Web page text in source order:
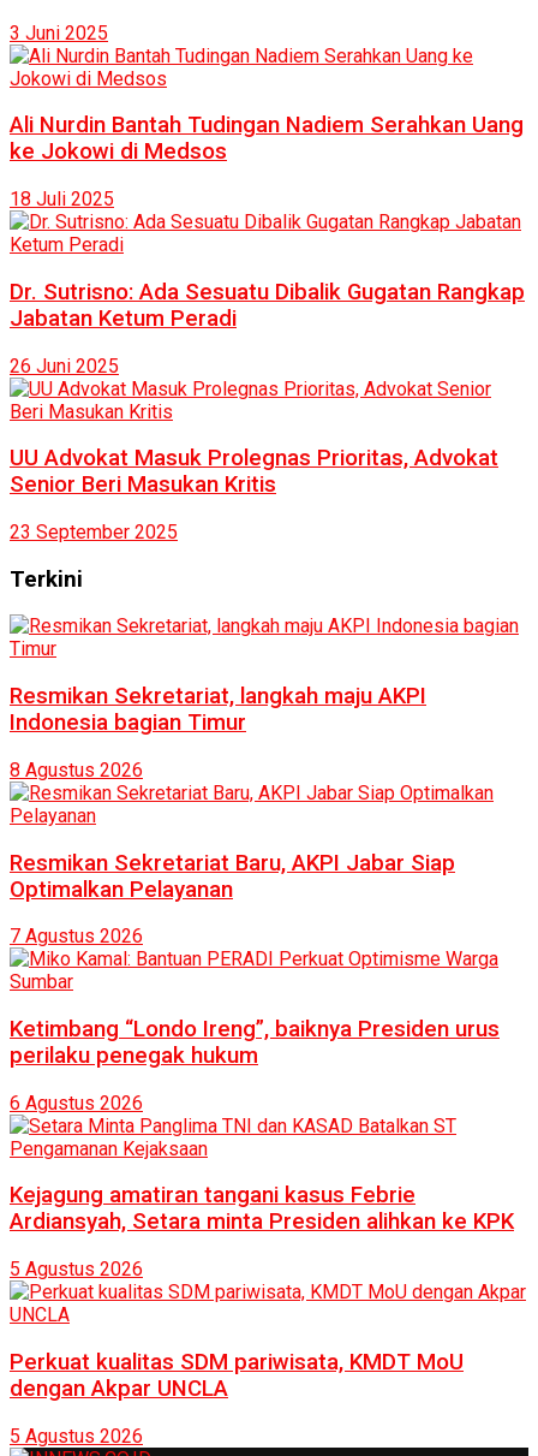
3 Juni 2025
Ali Nurdin Bantah Tudingan Nadiem Serahkan Uang
ke Jokowi di Medsos
18 Juli 2025
Dr. Sutrisno: Ada Sesuatu Dibalik Gugatan Rangkap
Jabatan Ketum Peradi
26 Juni 2025
UU Advokat Masuk Prolegnas Prioritas, Advokat
Senior Beri Masukan Kritis
23 September 2025
Terkini
Resmikan Sekretariat, langkah maju AKPI
Indonesia bagian Timur
8 Agustus 2026
Resmikan Sekretariat Baru, AKPI Jabar Siap
Optimalkan Pelayanan
7 Agustus 2026
Ketimbang “Londo Ireng”, baiknya Presiden urus
perilaku penegak hukum
6 Agustus 2026
Kejagung amatiran tangani kasus Febrie
Ardiansyah, Setara minta Presiden alihkan ke KPK
5 Agustus 2026
Perkuat kualitas SDM pariwisata, KMDT MoU
dengan Akpar UNCLA
5 Agustus 2026